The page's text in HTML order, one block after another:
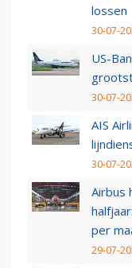
lossen
30-07-
US-
30-07-
AIS
30-07-
Airbus
per
29-07-